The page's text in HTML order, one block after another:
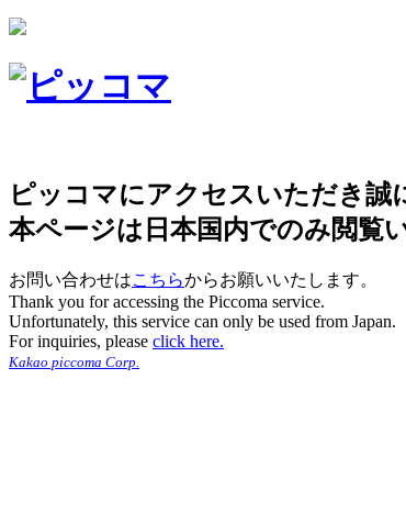
ピッコマにアクセスいただき誠
本ページは日本国内でのみ閲覧
お問い合わせはこちらからお願いいたします。
Thank you for accessing the Piccoma service.
Unfortunately, this service can only be used from Japan.
For inquiries, please click here.
Kakao piccoma Corp.